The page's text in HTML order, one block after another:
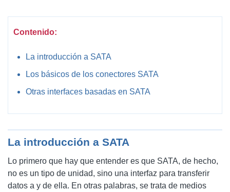
Contenido:
La introducción a SATA
Los básicos de los conectores SATA
Otras interfaces basadas en SATA
La introducción a SATA
Lo primero que hay que entender es que SATA, de hecho,
no es un tipo de unidad, sino una interfaz para transferir
datos a y de ella. En otras palabras, se trata de medios